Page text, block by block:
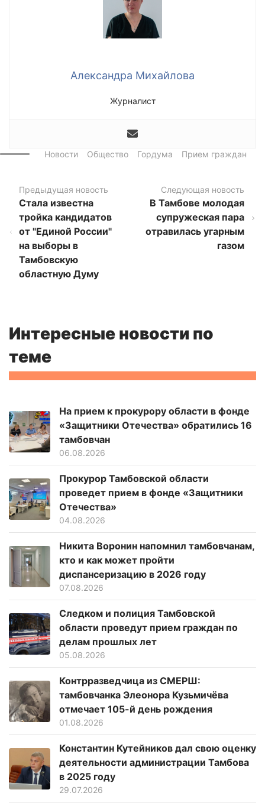
Александра Михайлова
Журналист
Новости Общество Гордума Прием граждан
Предыдущая новость
Стала известна
тройка кандидатов
от "Единой России"
на выборы в
Тамбовскую
областную Думу
Следующая новость
В Тамбове молодая
супружеская пара
отравилась угарным
газом
Интересные новости по
теме
На прием к прокурору области в фонде
«Защитники Отечества» обратились 16
тамбовчан
06.08.2026
Прокурор Тамбовской области
проведет прием в фонде «Защитники
Отечества»
04.08.2026
Никита Воронин напомнил тамбовчанам,
кто и как может пройти
диспансеризацию в 2026 году
07.08.2026
Следком и полиция Тамбовской
области проведут прием граждан по
делам прошлых лет
05.08.2026
Контрразведчица из СМЕРШ:
тамбовчанка Элеонора Кузьмичёва
отмечает 105-й день рождения
01.08.2026
Константин Кутейников дал свою оценку
деятельности администрации Тамбова
в 2025 году
29.07.2026